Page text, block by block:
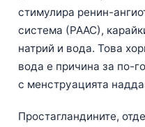
стимулира ренин-
система (РААС),
натрий и вода. Това
вода е причина за по-
с менструацията
Простагландините,
עִבְרִית
Italiano
Español
Português
Ελληνικά